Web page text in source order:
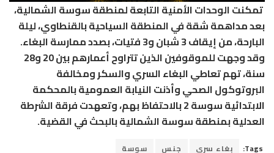
تمكنت الوحدات الأمنية التابعة لمنطقة سوسة الشمالية،
بعد مداهمة شقة في المنطقة السياحية بالقنطاوي، ليلة
البارحة، من إيقاف 3 شبان و3 فتيات، بصدد ممارسة البغاء.
وقد وجهت للموقوفين الذين تتراوح أعمارهم بين 20 و28
سنة، تهم تعاطي البغاء السري والسكر ومخالفة
البروتوكول الصحي وأذنت النيابة العمومية بالمحكمة
الابتدائية سوسة 2 بالاحتفاظ بهم، وتعهدت فرقة الشرطة
العدلية بمنطقة سوسة الشمالية بالبحث في القضية.
Tags: بغاء سري جنس سوسة